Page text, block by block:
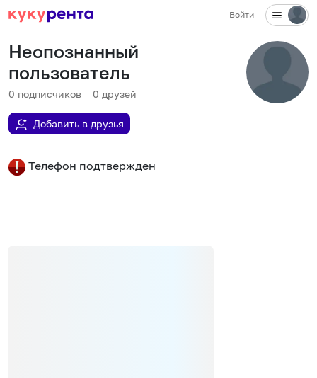
Войти
Неопознанный
пользователь
0 подписчиков 0 друзей
Добавить в друзья
Телефон подтвержден